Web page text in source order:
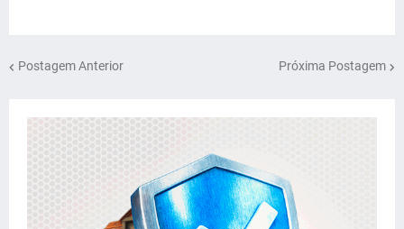
Postagem Anterior Próxima Postagem